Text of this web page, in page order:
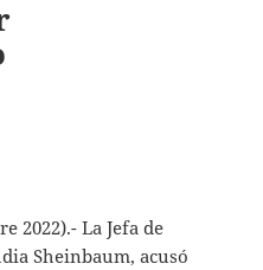
2022).- La Jefa de
Sheinbaum, acusó